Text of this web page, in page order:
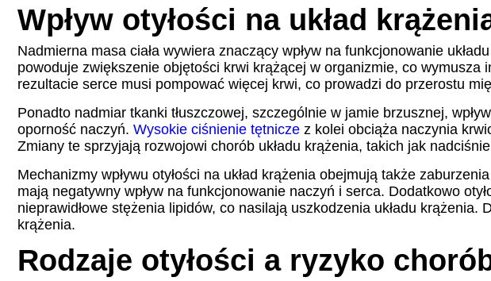
Wpływ otyłości na układ
Nadmierna masa ciała wywiera znaczący wpływ na funkcjonowanie
powoduje zwiększenie objętości krwi krążącej w organizmie, co
rezultacie serce musi pompować więcej krwi, co prowadzi do przerostu
Ponadto nadmiar tkanki tłuszczowej, szczególnie w jamie brzusznej,
oporność naczyń. Wysokie ciśnienie tętnicze z kolei obciąża naczynia
Zmiany te sprzyjają rozwojowi chorób układu krążenia, takich jak
Mechanizmy wpływu otyłości na układ krążenia obejmują także
mają negatywny wpływ na funkcjonowanie naczyń i serca. Dodatkowo
nieprawidłowe stężenia lipidów, co nasilają uszkodzenia układu
krążenia.
Rodzaje otyłości a ryzyko